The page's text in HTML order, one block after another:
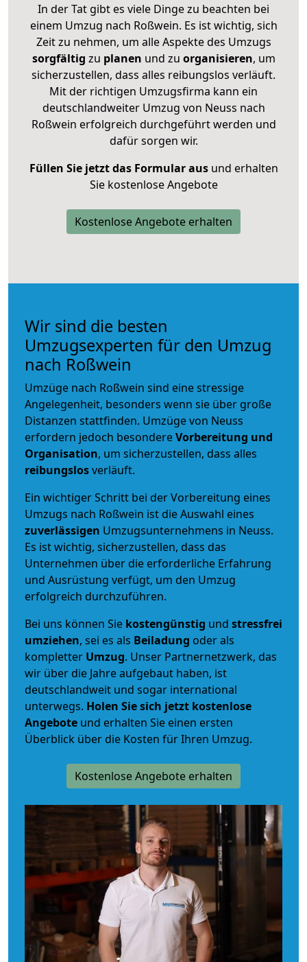
In der Tat gibt es viele Dinge zu beachten bei
einem Umzug nach Roßwein. Es ist wichtig, sich
Zeit zu nehmen, um alle Aspekte des Umzugs
sorgfältig zu planen und zu organisieren, um
sicherzustellen, dass alles reibungslos verläuft.
Mit der richtigen Umzugsfirma kann ein
deutschlandweiter Umzug von Neuss nach
Roßwein erfolgreich durchgeführt werden und
dafür sorgen wir.
Füllen Sie jetzt das Formular ausund erhalten
Sie kostenlose Angebote
Kostenlose Angebote erhalten
Wir sind die besten
Umzugsexperten für den Umzug
nach Roßwein
Umzüge nach Roßwein sind eine stressige
Angelegenheit, besonders wenn sie über große
Distanzen stattfinden. Umzüge von Neuss
erfordern jedoch besondereVorbereitung und
Organisation, um sicherzustellen, dass alles
reibungslosverläuft.
Ein wichtiger Schritt bei der Vorbereitung eines
Umzugs nach Roßwein ist die Auswahl eines
zuverlässigen Umzugsunternehmens in Neuss.
Es ist wichtig, sicherzustellen, dass das
Unternehmen über die erforderliche Erfahrung
und Ausrüstung verfügt, um den Umzug
erfolgreich durchzuführen.
Bei uns können Sie kostengünstig und stressfrei
umziehen, sei es als Beiladung oder als
kompletter Umzug. Unser Partnernetzwerk, das
wir über die Jahre aufgebaut haben, ist
deutschlandweit und sogar international
unterwegs. Holen Sie sich jetzt kostenlose
Angebote und erhalten Sie einen ersten
Überblick über die Kosten für Ihren Umzug.
Kostenlose Angebote erhalten